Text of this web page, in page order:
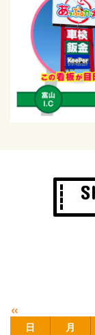
«
日 月